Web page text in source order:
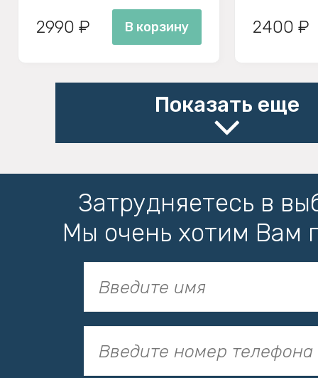
2990 ₽ В корзину 2400 ₽
Показать еще
Затрудняетесь в
Мы очень хотим Вам